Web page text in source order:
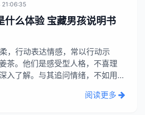
什么体验 宝藏男孩说明书
，行动表达情感，常以行动示
茶。他们是感受型人格，不喜理
入了解。与其追问情绪，不如用实
，用真诚行动建立联系，才能真正
阅读更多